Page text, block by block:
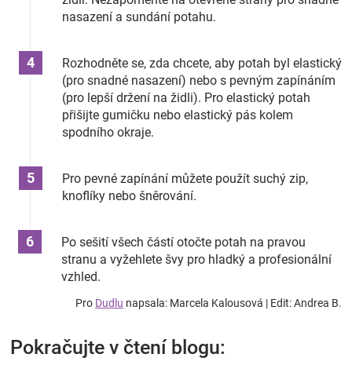
nasazení a sundání potahu.
Rozhodněte se, zda chcete, aby potah byl elastický
(pro snadné nasazení) nebo s pevným zapínáním
(pro lepší držení na židli). Pro elastický potah
přišijte gumičku nebo elastický pás kolem
spodního okraje.
Pro pevné zapínání můžete použít suchý zip,
knoflíky nebo šněrování.
Po sešití všech částí otočte potah na pravou
stranu a vyžehlete švy pro hladký a profesionální
vzhled.
Pro Dudlu napsala: Marcela Kalousová | Edit: Andrea B.
Pokračujte v čtení blogu: